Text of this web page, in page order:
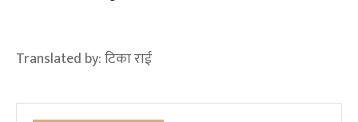
Translated by:टिका राई